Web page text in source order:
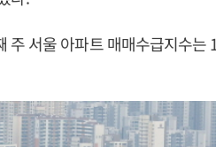
주 서울 아파트 매매수급지수는